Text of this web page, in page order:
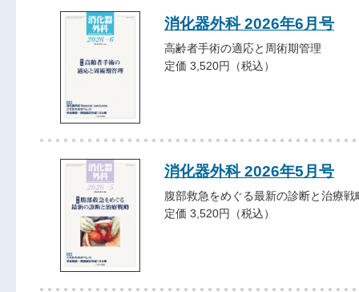
消化器外科 2026年6月号
高齢者手術の適応と周術期管理
定価 3,520円（税込）
消化器外科 2026年5月号
腹部救急をめぐる最新の診断と治療戦
定価 3,520円（税込）